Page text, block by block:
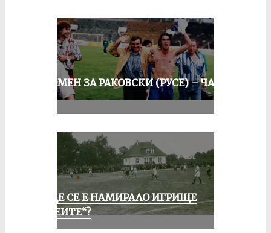
СПОМЕН ЗА РАКОВСКИ (РУСЕ) – ЧАСТ
КЪДЕ СЕ Е НАМИРАЛО ИГРИЩЕ
„АЛЕИТЕ“?